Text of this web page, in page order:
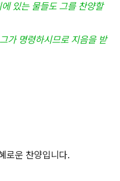
있는 물들도 그를 찬양할
가 명령하시므로 지음을 받
로운 찬양입니다.